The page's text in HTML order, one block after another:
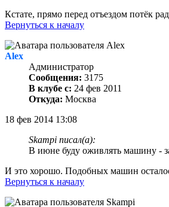
Кстате, прямо перед отъездом потёк
Вернуться к началу
Alex
Администратор
Сообщения: 3175
В клубе с: 24 фев 2011
Откуда: Москва
18 фев 2014 13:08
Skampi писал(а):
В июне буду оживлять машину -
И это хорошо. Подобных машин
Вернуться к началу